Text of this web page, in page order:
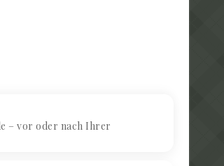
– vor oder nach Ihrer